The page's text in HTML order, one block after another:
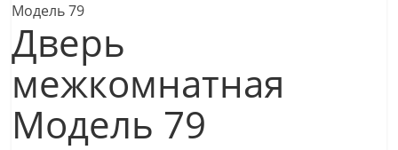
Модель 79
Дверь
межкомнатная
Модель 79